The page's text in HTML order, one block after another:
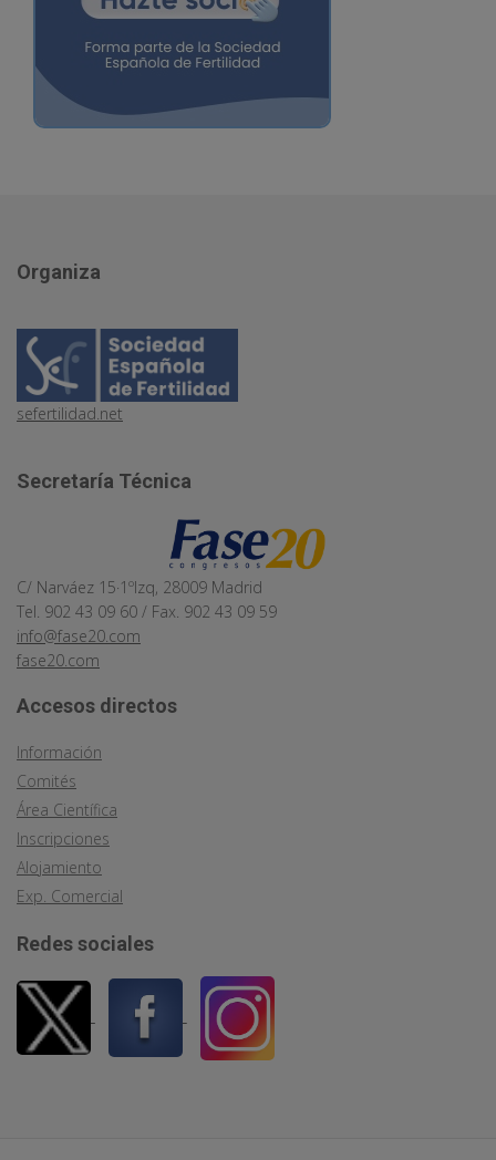
Organiza
sefertilidad.net
Secretaría Técnica
C/ Narváez 15·1ºIzq, 28009 Madrid
Tel. 902 43 09 60 / Fax. 902 43 09 59
info@fase20.com
fase20.com
Accesos directos
Información
Comités
Área Científica
Inscripciones
Alojamiento
Exp. Comercial
Redes sociales